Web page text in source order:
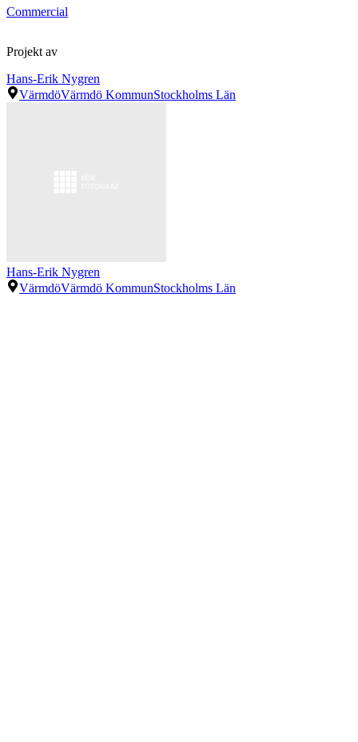
Commercial
Projekt av
Hans-Erik Nygren
VärmdöVärmdö KommunStockholms Län
Hans-Erik Nygren
VärmdöVärmdö KommunStockholms Län